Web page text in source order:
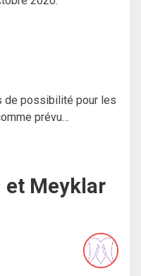
de possibilité pour les
prévu…
et Meyklar